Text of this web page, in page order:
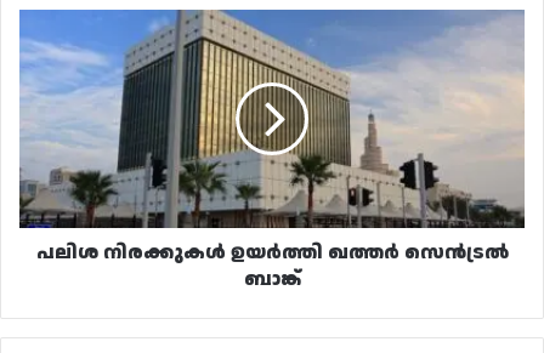
നിരക്കുകൾ
ഉയർത്തി
ഖത്തർ
സെൻട്രൽ
ബാങ്ക്
പലിശ നിരക്കുകൾ ഉയർത്തി ഖത്തർ സെൻട്രൽ
ബാങ്ക്